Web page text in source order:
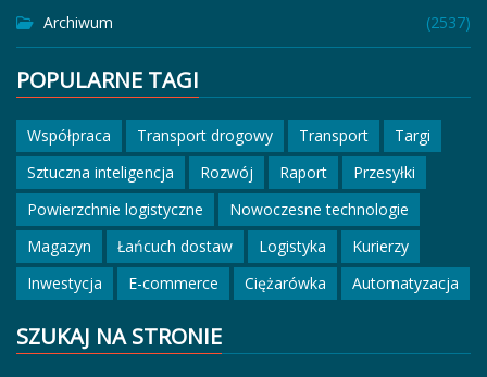
Archiwum (2537)
POPULARNE TAGI
Współpraca Transport drogowy Transport
Targi
Sztuczna inteligencja
Rozwój Raport
Przesyłki
Powierzchnie logistyczne
Nowoczesne technologie
Magazyn
Łańcuch dostaw Logistyka
Kurierzy
Inwestycja
E-commerce Ciężarówka Automatyzacja
SZUKAJ NA STRONIE